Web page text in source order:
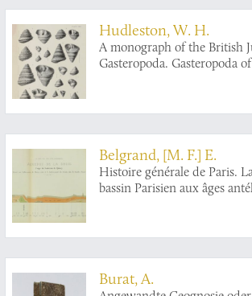
Hudleston, W. H.
A monograph of the British
Gasteropoda. Gasteropoda
Belgrand, [M. F.] E.
Histoire générale de Paris.
bassin Parisien aux âges
Burat, A.